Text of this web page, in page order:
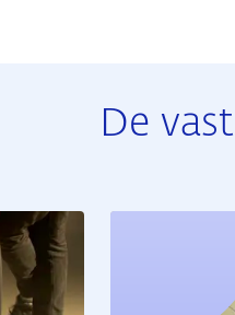
De